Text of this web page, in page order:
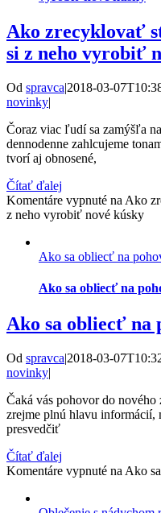
Ako zrecyklovať
si z neho vyrobiť
Od spravca|2018-03-
novinky|
Čoraz viac ľudí sa zamýšľa
dennodenne zahlcujeme
tvorí aj obnosené,
Čítať ďalej
Komentáre vypnuté na Ako
z neho vyrobiť nové kúsky
Ako sa obliecť na
Ako sa obliecť na
Ako sa obliecť na
Od spravca|2018-03-
novinky|
Čaká vás pohovor do nového
zrejme plnú hlavu informácií,
presvedčiť
Čítať ďalej
Komentáre vypnuté na Ako